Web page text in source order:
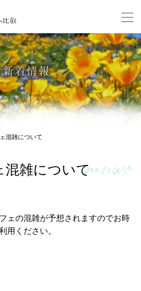
新着情報
混雑について
混雑について
ェの混雑が予想されますのでお時
用ください。